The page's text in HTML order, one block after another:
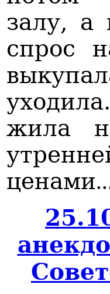
залу, а
спрос
жила
ценами